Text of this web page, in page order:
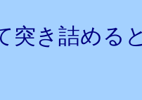
突き詰める